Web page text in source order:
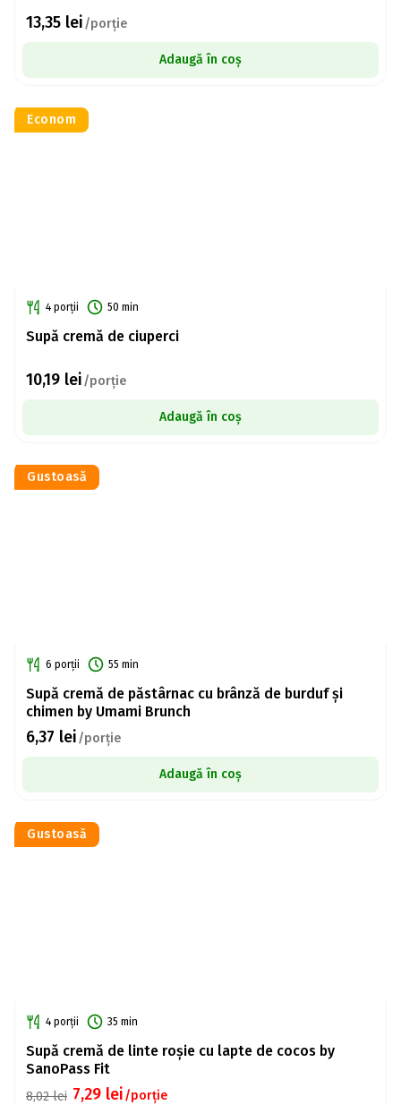
13,35 lei/porție
Adaugă în coș
Econom
4 porții 50 min
Supă cremă de ciuperci
10,19 lei/porție
Adaugă în coș
Gustoasă
6 porții 55 min
Supă cremă de păstârnac cu brânză de burduf și
chimen by Umami Brunch
6,37 lei/porție
Adaugă în coș
Gustoasă
4 porții 35 min
Supă cremă de linte roșie cu lapte de cocos by
SanoPass Fit
8,02lei 7,29 lei/porție